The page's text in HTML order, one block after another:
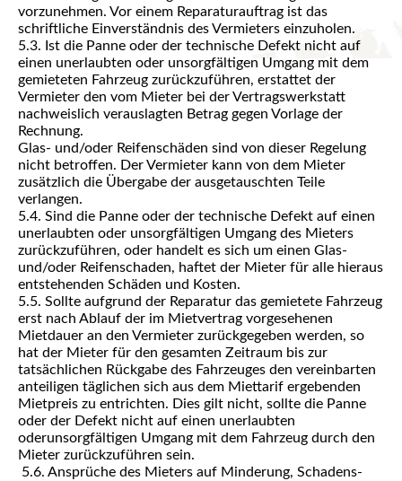
vorzunehmen. Vor einem Reparaturauftrag ist das
schriftliche Einverständnis des Vermieters einzuholen.
5.3. Ist die Panne oder der technische Defekt nicht auf
einen unerlaubten oder unsorgfältigen Umgang mit dem
gemieteten Fahrzeug zurückzuführen, erstattet der
Vermieter den vom Mieter bei der Vertragswerkstatt
nachweislich verauslagten Betrag gegen Vorlage der
Rechnung.
Glas- und/oder Reifenschäden sind von dieser Regelung
nicht betroffen. Der Vermieter kann von dem Mieter
zusätzlich die Übergabe der ausgetauschten Teile
verlangen.
5.4. Sind die Panne oder der technische Defekt auf einen
unerlaubten oder unsorgfältigen Umgang des Mieters
zurückzuführen, oder handelt es sich um einen Glas-
und/oder Reifenschaden, haftet der Mieter für alle hieraus
entstehenden Schäden und Kosten.
5.5. Sollte aufgrund der Reparatur das gemietete Fahrzeug
erst nach Ablauf der im Mietvertrag vorgesehenen
Mietdauer an den Vermieter zurückgegeben werden, so
hat der Mieter für den gesamten Zeitraum bis zur
tatsächlichen Rückgabe des Fahrzeuges den vereinbarten
anteiligen täglichen sich aus dem Miettarif ergebenden
Mietpreis zu entrichten. Dies gilt nicht, sollte die Panne
oder der Defekt nicht auf einen unerlaubten
oderunsorgfältigen Umgang mit dem Fahrzeug durch den
Mieter zurückzuführen sein.
5.6. Ansprüche des Mieters auf Minderung, Schadens-